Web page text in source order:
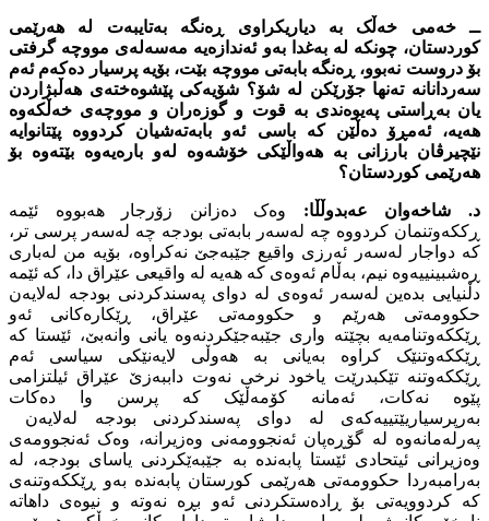
ــ خەمى خەڵک بە دیاریکراوى ڕەنگە بەتایبەت لە هەرێمى
کوردستان، چونکە لە بەغدا بەو ئەندازەیە مەسەلەى مووچە گرفتى
بۆ دروست نەبوو، ڕەنگە بابەتى مووچە بێت، بۆیە پرسیار دەکەم ئەم
سەردانانە تەنها جۆرێکن لە شۆ؟ شۆیەکى پێشوەختەى هەڵبژاردن
یان بەڕاستى پەیوەندى بە قوت و گوزەران و مووچەى خەڵکەوە
هەیە، ئەمڕۆ دەڵێن کە باسى ئەو بابەتەشیان کردووە پێتانوایە
نێچیرڤان بارزانى بە هەواڵێکى خۆشەوە لەو بارەیەوە بێتەوە بۆ
هەرێمى کوردستان؟
د. شاخەوان عەبدوڵڵا: وەک دەزانن زۆرجار هەبووە ئێمە
ڕککەوتنمان کردووە چە لەسەر بابەتى بودجە چە لەسەر پرسى تر،
کە دواجار لەسەر ئەرزى واقیع جێبەجێ نەکراوە، بۆیە من لەبارى
ڕەشبینییەوە نیم، بەڵام ئەوەى کە هەیە لە واقیعى عێراق دا، کە ئێمە
دڵنیایى بدەین لەسەر ئەوەى لە دواى پەسندکردنى بودجە لەلایەن
حکوومەتى هەرێم و حکوومەتى عێراق، ڕێکارەکانى ئەو
ڕێککەوتنامەیە بچێتە وارى جێبەجێکردنەوە یانى وانەبێ، ئێستا کە
ڕێککەوتنێک کراوە بەیانى بە هەوڵى لایەنێکى سیاسى ئەم
ڕێککەوتنە تێکبدرێت یاخود نرخى نەوت داببەزێ عێراق ئیلتزامى
پێوە نەکات، ئەمانە کۆمەڵێک کە پرسن وا دەکات
بەرپرسیاریێتییەکەى لە دواى پەسندکردنى بودجە لەلایەن
پەرلەمانەوە لە گۆڕەپان ئەنجوومەنى وەزیرانە، وەک ئەنجوومەى
وەزیرانى ئیتحادى ئێستا پابەندە بە جێبەێکردنى یاساى بودجە، لە
بەرامبەردا حکوومەتى هەرێمى کورستان پابەندە بەو ڕێککەوتنەى
کە کردوویەتى بۆ ڕادەستکردنى ئەو بڕە نەوتە و نیوەى داهاتە